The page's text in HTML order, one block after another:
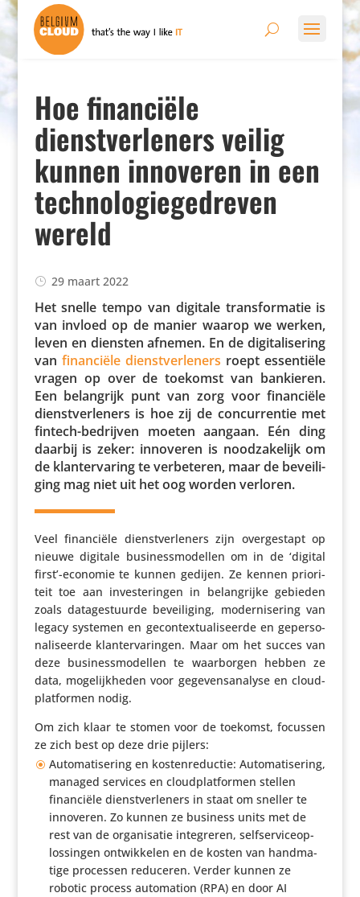
Hoe financiële
dienstverleners veilig
kunnen innoveren in een
technologiegedreven
wereld
29 maart 2022
Het snelle tempo van digitale trans­for­matie is
van invloed op de manier waarop we werken,
leven en diensten afnemen. En de digi­ta­li­se­ring
van finan­ciële dienst­ver­le­ners roept essen­tiële
vragen op over de toekomst van bankieren.
Een belang­rijk punt van zorg voor finan­ciële
dienst­ver­le­ners is hoe zij de concur­rentie met
fintech-bedrijven moeten aangaan. Eén ding
daarbij is zeker: innoveren is nood­za­ke­lijk om
de klan­t­er­va­ring te verbe­teren, maar de bevei­li­
ging mag niet uit het oog worden verloren.
Veel finan­ciële dienst­ver­le­ners zijn over­ge­stapt op
nieuwe digitale busi­ness­mo­dellen om in de ‘digital
first’-economie te kunnen gedijen. Ze kennen prio­ri­
teit toe aan inves­te­ringen in belang­rijke gebieden
zoals data­ge­stuurde bevei­li­ging, moder­ni­se­ring van
legacy systemen en gecon­tex­tu­a­li­seerde en geper­so­
na­li­seerde klan­t­er­va­ringen. Maar om het succes van
deze busi­ness­mo­dellen te waar­borgen hebben ze
data, moge­lijk­heden voor gege­vens­ana­lyse en cloud­
plat­formen nodig.
Om zich klaar te stomen voor de toekomst, focussen
ze zich best op deze drie pijlers:
Auto­ma­ti­se­ring en kosten­re­ductie: Auto­ma­ti­se­ring,
managed services en cloud­plat­formen stellen
finan­ciële dienst­ver­le­ners in staat om sneller te
innoveren. Zo kunnen ze business units met de
rest van de orga­ni­satie inte­greren, self­ser­vi­ce­op­
los­singen ontwik­kelen en de kosten van hand­ma­
tige processen reduceren. Verder kunnen ze
robotic process auto­ma­tion (RPA) en door AI